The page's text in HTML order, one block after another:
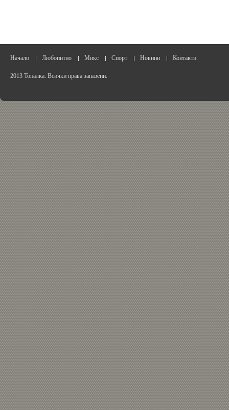
Начало Любопитно Микс Спорт Новини Контакти
2013 Топалка. Всички права запазени.